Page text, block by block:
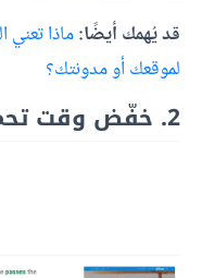
قد يُهمك أيضًا:
لموقعك أو مدونتك؟
2. خفّض وقت تحميل صفحات الموقع